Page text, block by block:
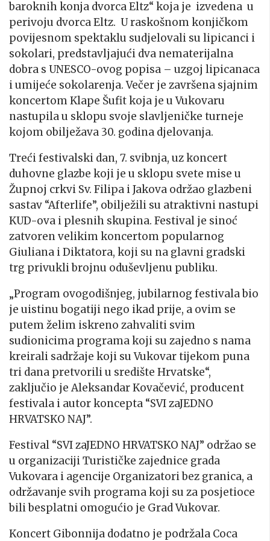
baroknih konja dvorca Eltz“ koja je izvedena u
perivoju dvorca Eltz. U raskošnom konjičkom
povijesnom spektaklu sudjelovali su lipicanci i
sokolari, predstavljajući dva nematerijalna
dobra s UNESCO-ovog popisa – uzgoj lipicanaca
i umijeće sokolarenja. Večer je završena sjajnim
koncertom Klape Šufit koja je u Vukovaru
nastupila u sklopu svoje slavljeničke turneje
kojom obilježava 30. godina djelovanja.
Treći festivalski dan, 7. svibnja, uz koncert
duhovne glazbe koji je u sklopu svete mise u
Župnoj crkvi Sv. Filipa i Jakova održao glazbeni
sastav “Afterlife”, obilježili su atraktivni nastupi
KUD-ova i plesnih skupina. Festival je sinoć
zatvoren velikim koncertom popularnog
Giuliana i Diktatora, koji su na glavni gradski
trg privukli brojnu oduševljenu publiku.
„Program ovogodišnjeg, jubilarnog festivala bio
je uistinu bogatiji nego ikad prije, a ovim se
putem želim iskreno zahvaliti svim
sudionicima programa koji su zajedno s nama
kreirali sadržaje koji su Vukovar tijekom puna
tri dana pretvorili u središte Hrvatske“,
zaključio je Aleksandar Kovačević, producent
festivala i autor koncepta “SVI zaJEDNO
HRVATSKO NAJ”.
Festival “SVI zaJEDNO HRVATSKO NAJ” održao se
u organizaciji Turističke zajednice grada
Vukovara i agencije Organizatori bez granica, a
održavanje svih programa koji su za posjetioce
bili besplatni omogućio je Grad Vukovar.
Koncert Gibonnija dodatno je podržala Coca